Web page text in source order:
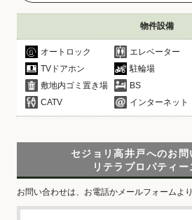
物件設備
オートロック エレベーター
TVドアホン
駐輪場
敷地内ゴミ置き場
BS
CATV
インターネット
セジョリ高井戸へのお問
リテラプロパティ
お問い合わせは、お電話かメールフォームよ